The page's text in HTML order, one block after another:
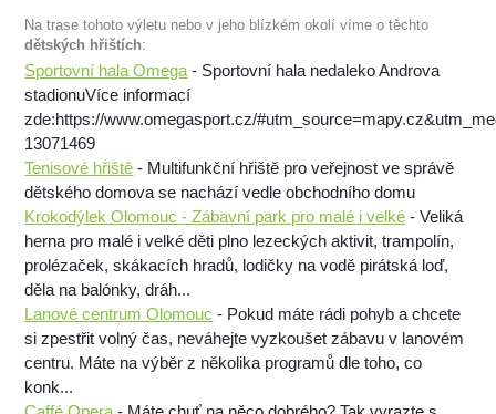
Na trase tohoto výletu nebo v jeho blízkém okolí víme o těchto
dětských hřištích:
Sportovní hala Omega - Sportovní hala nedaleko Androva
stadionuVíce informací
zde:https://www.omegasport.cz/
13071469
Tenisové hřiště - Multifunkční hřiště pro veřejnost ve správě
dětského domova se nachází vedle obchodního domu
Krokodýlek Olomouc - Zábavní park pro malé i velké - Veliká
herna pro malé i velké děti plno lezeckých aktivit, trampolín,
prolézaček, skákacích hradů, lodičky na vodě pirátská loď,
děla na balónky, dráh...
Lanové centrum Olomouc - Pokud máte rádi pohyb a chcete
si zpestřit volný čas, neváhejte vyzkoušet zábavu v lanovém
centru. Máte na výběr z několika programů dle toho, co
konk...